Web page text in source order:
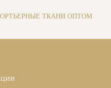
ТКАНИ ОПТОМ